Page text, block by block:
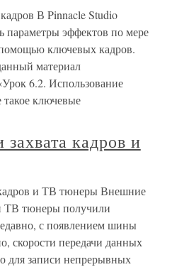
В Pinnacle Studio
параметры эффектов по мере
ключевых кадров.
материал
6.2. Использование
ключевые
кадров и
и ТВ тюнеры Внешние
ТВ тюнеры получили
с появлением шины
скорости передачи данных
для записи непрерывных